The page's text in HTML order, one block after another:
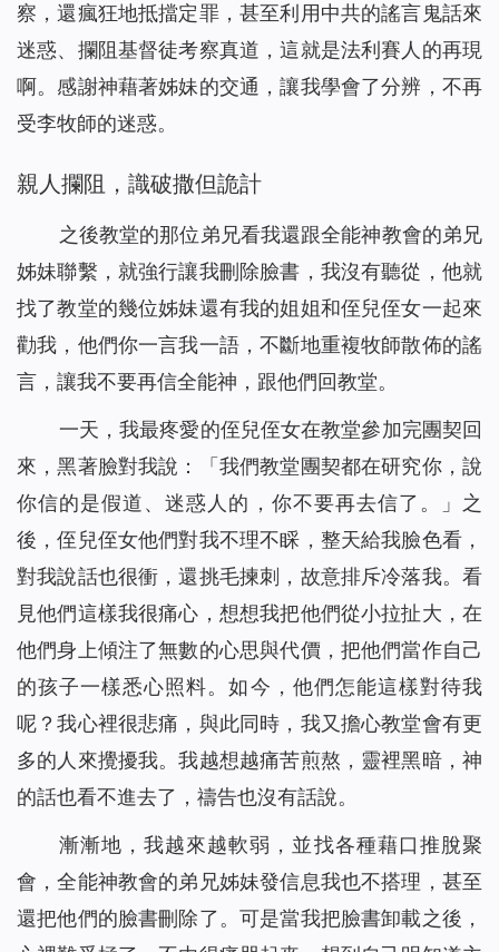
察，還瘋狂地抵擋定罪，甚至利用中共的謠言鬼話來
迷惑、攔阻基督徒考察真道，這就是法利賽人的再現
啊。感謝神藉著姊妹的交通，讓我學會了分辨，不再
受李牧師的迷惑。
親人攔阻，識破撒但詭計
之後教堂的那位弟兄看我還跟全能神教會的弟兄
姊妹聯繫，就強行讓我刪除臉書，我沒有聽從，他就
找了教堂的幾位姊妹還有我的姐姐和侄兒侄女一起來
勸我，他們你一言我一語，不斷地重複牧師散佈的謠
言，讓我不要再信全能神，跟他們回教堂。
一天，我最疼愛的侄兒侄女在教堂參加完團契回
來，黑著臉對我說：「我們教堂團契都在研究你，說
你信的是假道、迷惑人的，你不要再去信了。」之
後，侄兒侄女他們對我不理不睬，整天給我臉色看，
對我說話也很衝，還挑毛揀刺，故意排斥冷落我。看
見他們這樣我很痛心，想想我把他們從小拉扯大，在
他們身上傾注了無數的心思與代價，把他們當作自己
的孩子一樣悉心照料。如今，他們怎能這樣對待我
呢？我心裡很悲痛，與此同時，我又擔心教堂會有更
多的人來攪擾我。我越想越痛苦煎熬，靈裡黑暗，神
的話也看不進去了，禱告也沒有話說。
漸漸地，我越來越軟弱，並找各種藉口推脫聚
會，全能神教會的弟兄姊妹發信息我也不搭理，甚至
還把他們的臉書刪除了。可是當我把臉書卸載之後，